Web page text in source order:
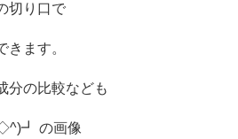
切り口で
ます。
分の比較なども